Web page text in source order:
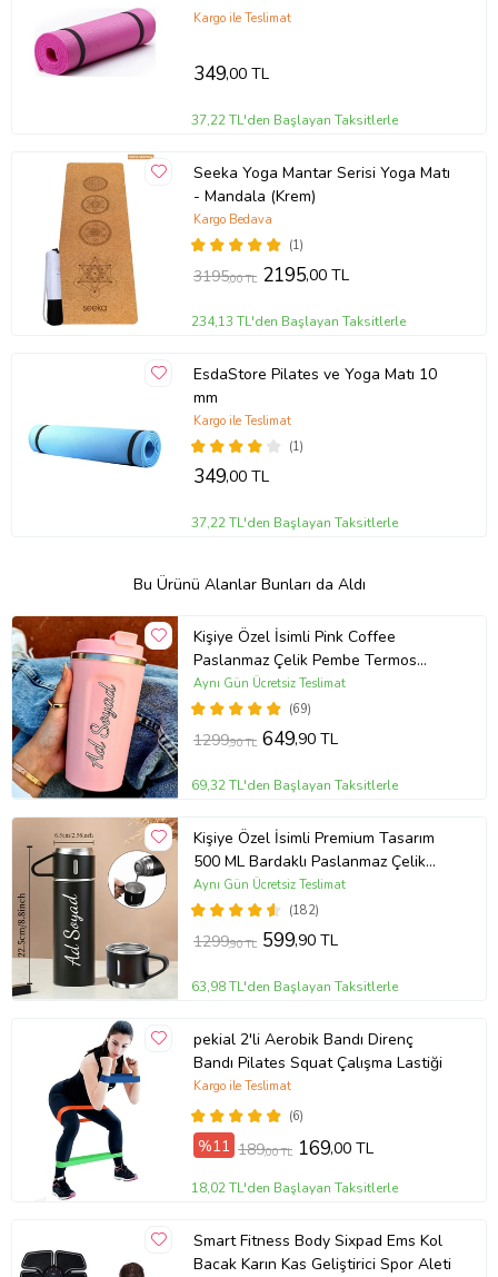
Kargo ile Teslimat
349,00 TL
37,22 TL'den Başlayan Taksitlerle
Seeka Yoga Mantar Serisi Yoga Matı
- Mandala (Krem)
(1)
Kargo Bedava
3195,00 TL 2195,00 TL
234,13 TL'den Başlayan Taksitlerle
EsdaStore Pilates ve Yoga Matı 10
mm
(1)
Kargo ile Teslimat
349,00 TL
37,22 TL'den Başlayan Taksitlerle
Bu Ürünü Alanlar Bunları da Aldı
Kişiye Özel İsimli Pink Coffee
Paslanmaz Çelik Pembe Termos
Bardak
(69)
Aynı Gün Ücretsiz Teslimat
1299,90 TL 649,90 TL
69,32 TL'den Başlayan Taksitlerle
Kişiye Özel İsimli Premium Tasarım
500 ML Bardaklı Paslanmaz Çelik
Siyah Termos
(182)
Aynı Gün Ücretsiz Teslimat
1299,90 TL 599,90 TL
63,98 TL'den Başlayan Taksitlerle
pekial 2'li Aerobik Bandı Direnç
Bandı Pilates Squat Çalışma Lastiği
(6)
Kargo ile Teslimat
%11 189,00 TL 169,00 TL
18,02 TL'den Başlayan Taksitlerle
Smart Fitness Body Sixpad Ems Kol
Bacak Karın Kas Geliştirici Spor Aleti